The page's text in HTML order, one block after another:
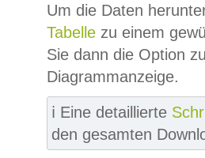
Um die Daten
Tabelle zu einem
Sie dann die Option
Diagrammanzeige.
ℹ️ Eine detaillierte
den gesamten